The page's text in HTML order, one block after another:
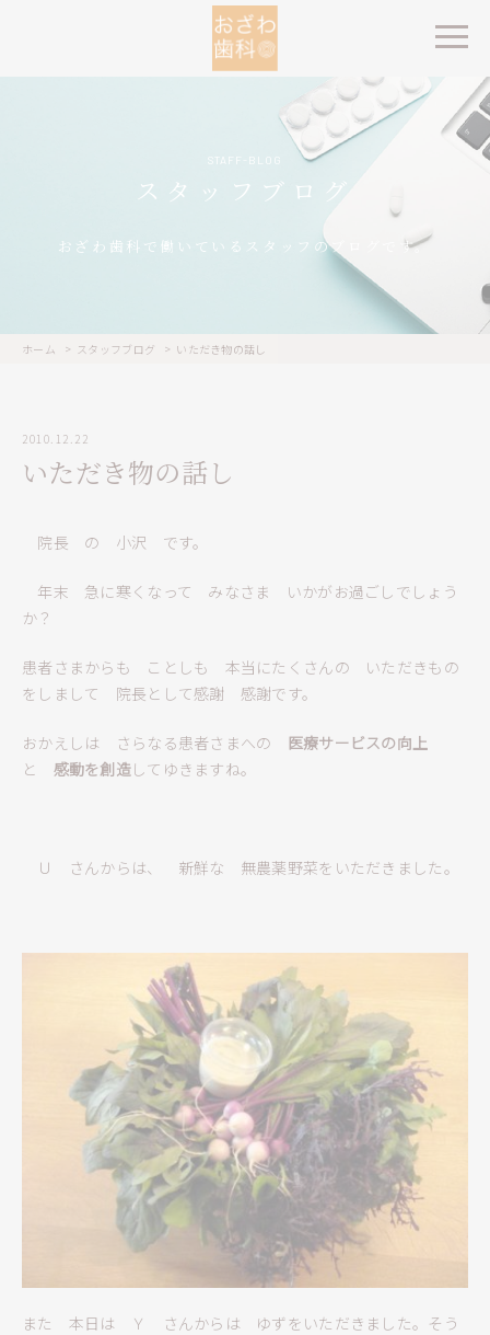
STAFF-BLOG
スタッフブログ
おざわ歯科で働いているスタッフのブログです。
ホーム スタッフブログ いただき物の話し
2010.12.22
いただき物の話し
院長 の 小沢 です。
年末 急に寒くなって みなさま いかがお過ごしでしょう
か？
患者さまからも ことしも 本当にたくさんの いただきもの
をしまして 院長として感謝 感謝です。
おかえしは さらなる患者さまへの 医療サービスの向上
と 感動を創造してゆきますね。
Ｕ さんからは、 新鮮な 無農薬野菜をいただきました。
また 本日は Ｙ さんからは ゆずをいただきました。そう